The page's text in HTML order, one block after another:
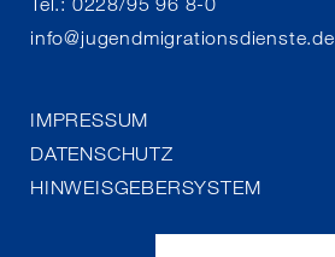
info@jugendmigrationsdienste.de
IMPRESSUM
DATENSCHUTZ
HINWEISGEBERSYSTEM